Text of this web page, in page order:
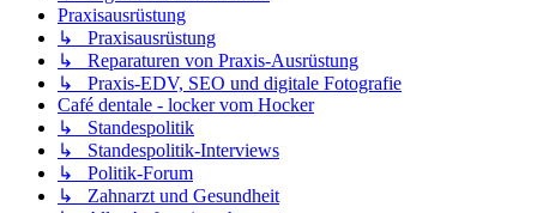
Praxisausrüstung
↳ Praxisausrüstung
↳ Reparaturen von Praxis-Ausrüstung
↳ Praxis-EDV, SEO und digitale Fotografie
Café dentale - locker vom Hocker
↳ Standespolitik
↳ Standespolitik-Interviews
↳ Politik-Forum
↳ Zahnarzt und Gesundheit